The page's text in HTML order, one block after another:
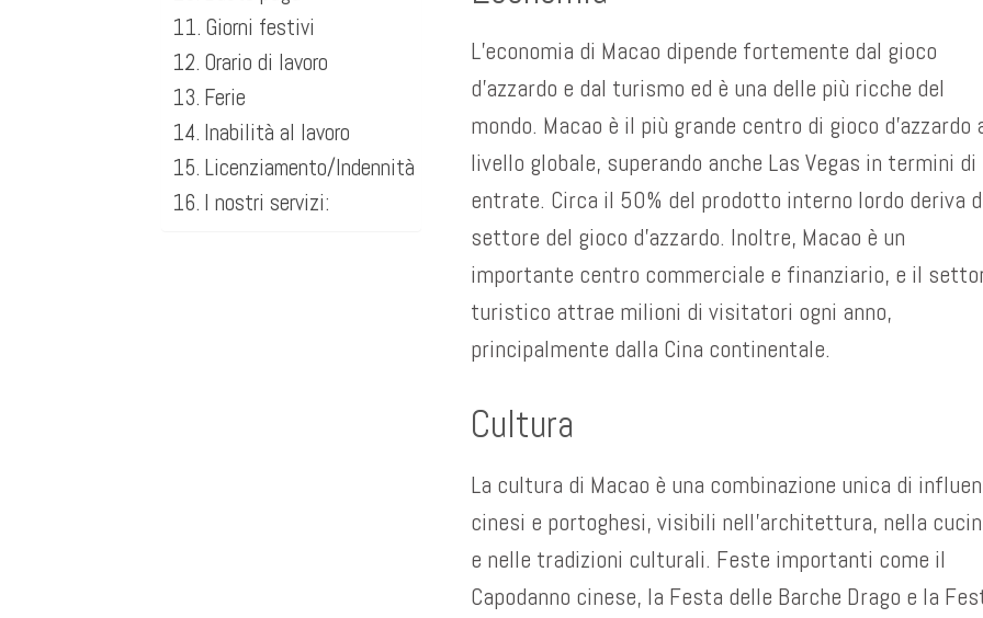
Giorni festivi
Orario di lavoro
Ferie
Inabilità al lavoro
Licenziamento/Indennità
I nostri servizi:
L’economia di Macao dipende fortemente dal gioco
d’azzardo e dal turismo ed è una delle più ricche del
mondo. Macao è il più grande centro di gioco d’azzardo
livello globale, superando anche Las Vegas in termini di
entrate. Circa il 50% del prodotto interno lordo deriva
settore del gioco d’azzardo. Inoltre, Macao è un
importante centro commerciale e finanziario, e il
turistico attrae milioni di visitatori ogni anno,
principalmente dalla Cina continentale.
Cultura
La cultura di Macao è una combinazione unica di
cinesi e portoghesi, visibili nell’architettura, nella
e nelle tradizioni culturali. Feste importanti come il
Capodanno cinese, la Festa delle Barche Drago e la